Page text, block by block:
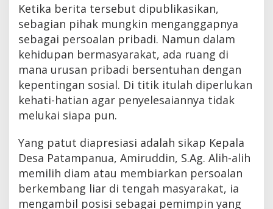
Ketika berita tersebut dipublikasikan,
sebagian pihak mungkin menganggapnya
sebagai persoalan pribadi. Namun dalam
kehidupan bermasyarakat, ada ruang di
mana urusan pribadi bersentuhan dengan
kepentingan sosial. Di titik itulah diperlukan
kehati-hatian agar penyelesaiannya tidak
melukai siapa pun.
Yang patut diapresiasi adalah sikap Kepala
Desa Patampanua, Amiruddin, S.Ag. Alih-alih
memilih diam atau membiarkan persoalan
berkembang liar di tengah masyarakat, ia
mengambil posisi sebagai pemimpin yang